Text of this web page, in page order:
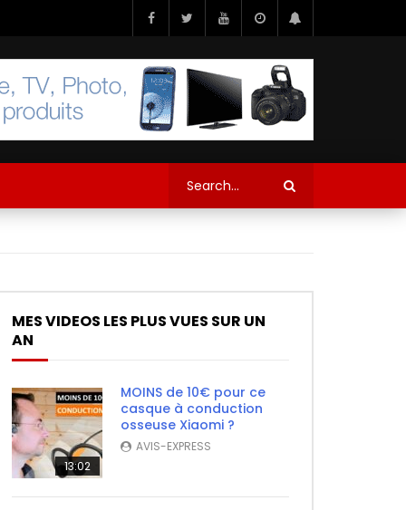
MES VIDEOS LES PLUS VUES SUR UN
AN
13:02
MOINS de 10€ pour ce
casque à conduction
osseuse Xiaomi ?
AVIS-EXPRESS